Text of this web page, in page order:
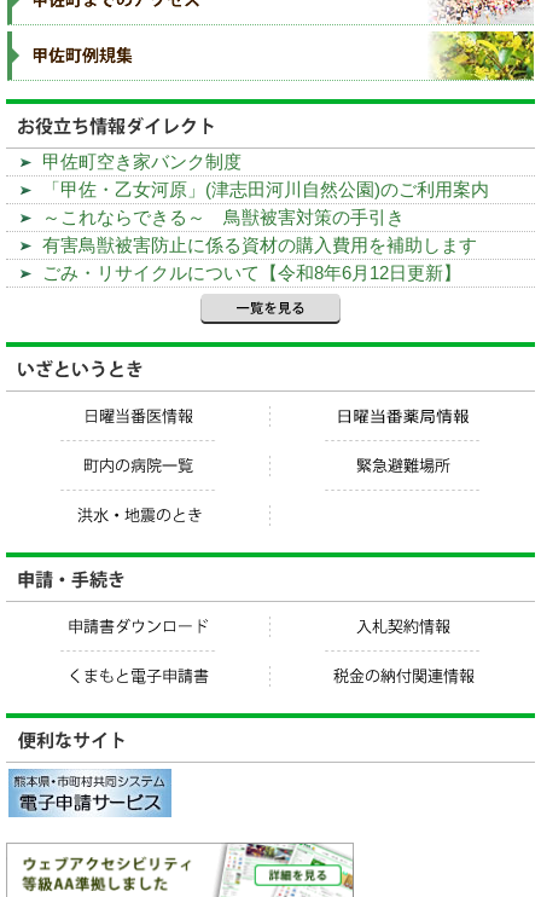
甲佐町空き家バンク制度
「甲佐・乙女河原」(津志田河川自然公園)のご利用案内
～これならできる～ 鳥獣被害対策の手引き
有害鳥獣被害防止に係る資材の購入費用を補助します
ごみ・リサイクルについて【令和8年6月12日更新】